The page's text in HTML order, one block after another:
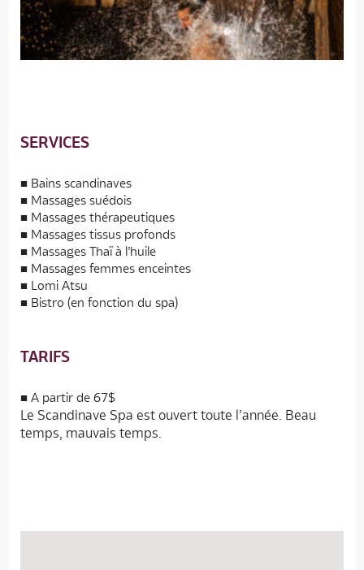
SERVICES
Bains scandinaves
Massages suédois
Massages thérapeutiques
Massages tissus profonds
Massages Thaï à l’huile
Massages femmes enceintes
Lomi Atsu
Bistro (en fonction du spa)
TARIFS
A partir de 67$
Le Scandinave Spa est ouvert toute l’année. Beau
temps, mauvais temps.